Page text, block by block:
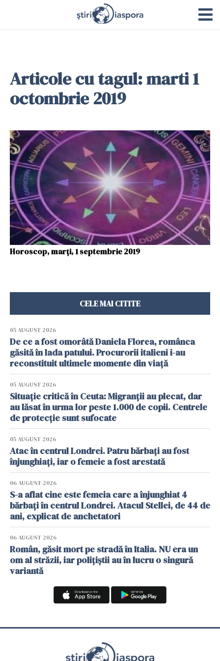
Articole cu tagul: marti 1
octombrie 2019
Horoscop, marți, 1 septembrie 2019
CELE MAI CITITE
05 AUGUST 2026
De ce a fost omorâtă Daniela Florea, românca
găsită în lada patului. Procurorii italieni i-au
reconstituit ultimele momente din viață
05 AUGUST 2026
Situație critică în Ceuta: Migranții au plecat, dar
au lăsat în urma lor peste 1.000 de copii. Centrele
de protecție sunt sufocate
05 AUGUST 2026
Atac în centrul Londrei. Patru bărbați au fost
înjunghiați, iar o femeie a fost arestată
06 AUGUST 2026
S-a aflat cine este femeia care a înjunghiat 4
bărbați în centrul Londrei. Atacul Stellei, de 44 de
ani, explicat de anchetatori
06 AUGUST 2026
Român, găsit mort pe stradă în Italia. NU era un
om al străzii, iar polițiștii au în lucru o singură
variantă